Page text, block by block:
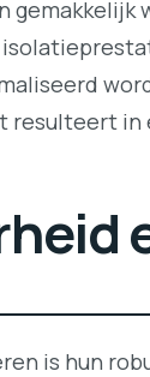
resulteert
is hun